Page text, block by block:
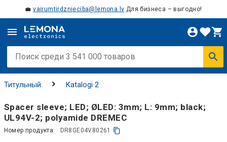
💼vairumtirdznieciba@lemona.lv Для бизнеса – выгодно!
Титульный Katalogi 2
Spacer sleeve; LED; ØLED: 3mm; L: 9mm; black;
UL94V-2; polyamide DREMEC
Номер продукта: DR8GE04V80261